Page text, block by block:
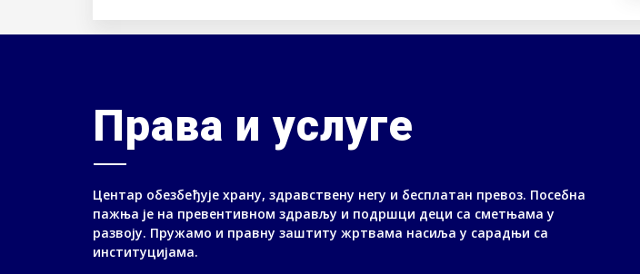
Права и услуге
Центар обезбеђује храну, здравствену негу и бесплатан превоз. Посебна
пажња је на превентивном здрављу и подршци деци са сметњама у
развоју. Пружамо и правну заштиту жртвама насиља у сарадњи са
институцијама.